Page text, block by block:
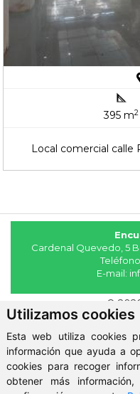
Utilizamos cookies
Esta web utiliza cookies
información que ayuda a
cookies para recoger
obtener más
395 m2
Local comercial calle
Cardenal Quevedo, 5
E-mail:
©
Aviso Legal-Política